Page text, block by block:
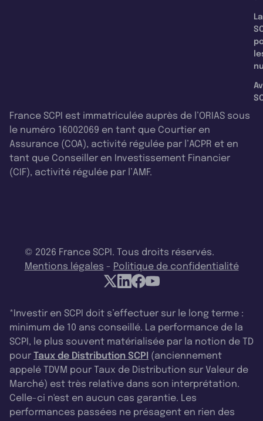
La
France SCPI est immatriculée auprès de l’ORIAS sous
le numéro 16002069 en tant que Courtier en
Assurance (COA), activité régulée par l’ACPR et en
tant que Conseiller en Investissement Financier
(CIF), activité régulée par l’AMF.
© 2026 France SCPI. Tous droits réservés.
Mentions légales - Politique de confidentialité
*Investir en SCPI doit s’effectuer sur le long terme :
minimum de 10 ans conseillé. La performance de la
SCPI, le plus souvent matérialisée par la notion de TD
pour Taux de Distribution SCPI (anciennement
appelé TDVM pour Taux de Distribution sur Valeur de
Marché) est très relative dans son interprétation.
Celle-ci n'est en aucun cas garantie. Les
performances passées ne présagent en rien des